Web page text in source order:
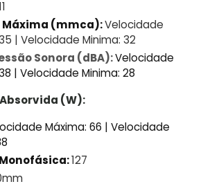
Máxima (mmca):Velocidade
|Velocidade Minima: 32
Sonora (dBA):Velocidade
| Velocidade Minima: 28
(W):
Máxima: 66 | Velocidade
127